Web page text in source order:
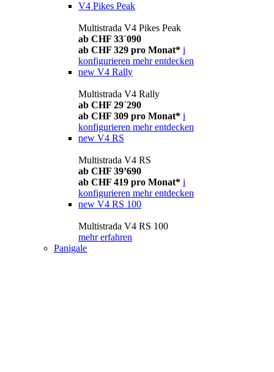
V4 Pikes Peak
Multistrada V4 Pikes Peak
ab CHF 33´090
ab CHF 329 pro Monat* i
konfigurieren mehr entdecken
new V4 Rally
Multistrada V4 Rally
ab CHF 29´290
ab CHF 309 pro Monat* i
konfigurieren mehr entdecken
new V4 RS
Multistrada V4 RS
ab CHF 39’690
ab CHF 419 pro Monat* i
konfigurieren mehr entdecken
new V4 RS 100
Multistrada V4 RS 100
mehr erfahren
Panigale